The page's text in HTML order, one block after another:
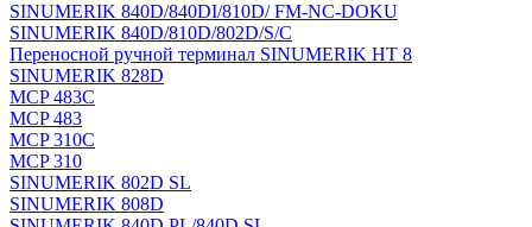
SINUMERIK 840D/840DI/810D/ FM-NC-DOKU
SINUMERIK 840D/810D/802D/S/C
Переносной ручной терминал SINUMERIK HT 8
SINUMERIK 828D
MCP 483C
MCP 483
MCP 310C
MCP 310
SINUMERIK 802D SL
SINUMERIK 808D